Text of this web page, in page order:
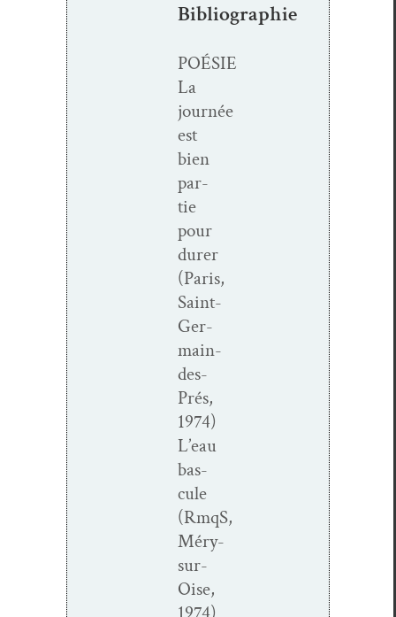
Bibliographie
POÉSIE
La
journée
est
bien
par­
tie
pour
dur­er
(Paris,
Saint-
Ger­­
main-
des-
Prés,
1974)
L’eau
bas­
cule
(RmqS,
Méry-
sur-
Oise,